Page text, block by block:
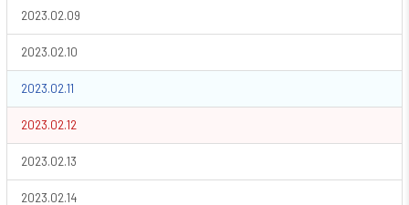
2023.02.09
2023.02.10
2023.02.11
2023.02.12
2023.02.13
2023.02.14